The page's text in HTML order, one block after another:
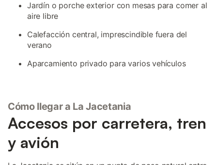
Jardín o porche exterior con mesas para comer al
aire libre
Calefacción central, imprescindible fuera del
verano
Aparcamiento privado para varios vehículos
Cómo llegar a La Jacetania
Accesos por carretera, tren
y avión